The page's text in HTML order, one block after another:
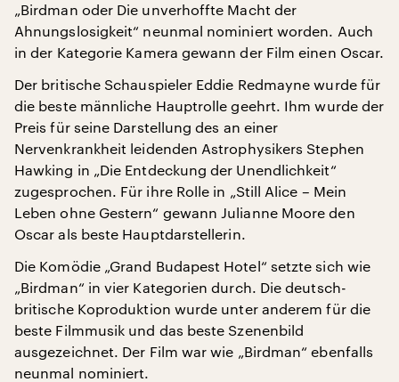
„Birdman oder Die unverhoffte Macht der
Ahnungslosigkeit“ neunmal nominiert worden. Auch
in der Kategorie Kamera gewann der Film einen Oscar.
Der britische Schauspieler Eddie Redmayne wurde für
die beste männliche Hauptrolle geehrt. Ihm wurde der
Preis für seine Darstellung des an einer
Nervenkrankheit leidenden Astrophysikers Stephen
Hawking in „Die Entdeckung der Unendlichkeit“
zugesprochen. Für ihre Rolle in „Still Alice – Mein
Leben ohne Gestern“ gewann Julianne Moore den
Oscar als beste Hauptdarstellerin.
Die Komödie „Grand Budapest Hotel“ setzte sich wie
„Birdman“ in vier Kategorien durch. Die deutsch-
britische Koproduktion wurde unter anderem für die
beste Filmmusik und das beste Szenenbild
ausgezeichnet. Der Film war wie „Birdman“ ebenfalls
neunmal nominiert.